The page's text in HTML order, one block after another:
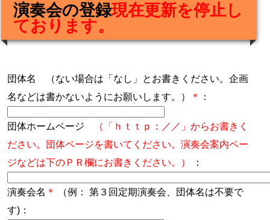
演奏会の登録現在更新を停止し
ております。
団体名 （ない場合は「なし」とお書きください。企画
名などは書かないようにお願いします。）
＊ ：
団体ホームページ
（「ｈｔｔｐ：／／」からお書きく
ださい。団体ページを書いてください。演奏会案内ペー
ジなどは下のＰＲ欄にお書きください。）
：
演奏会名 ＊
（例： 第３回定期演奏会、団体名は不要で
す)：